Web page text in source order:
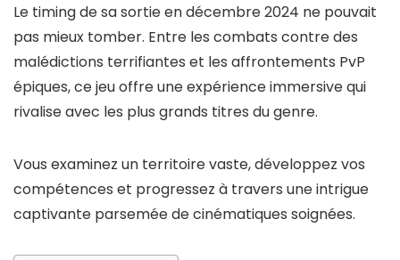
Le timing de sa sortie en décembre 2024 ne pouvait
pas mieux tomber. Entre les combats contre des
malédictions terrifiantes et les affrontements PvP
épiques, ce jeu offre une expérience immersive qui
rivalise avec les plus grands titres du genre.
Vous examinez un territoire vaste, développez vos
compétences et progressez à travers une intrigue
captivante parsemée de cinématiques soignées.